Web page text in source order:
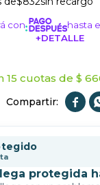
con
hasta
+DETALLE
15 cuotas de $

protegida